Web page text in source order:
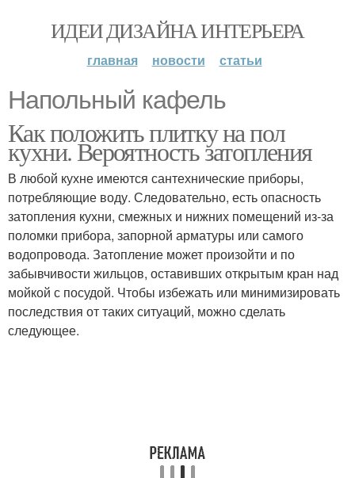
ИДЕИ ДИЗАЙНА ИНТЕРЬЕРА
главная новости статьи
Напольный кафель
Как положить плитку на пол
кухни. Вероятность затопления
В любой кухне имеются сантехнические приборы,
потребляющие воду. Следовательно, есть опасность
затопления кухни, смежных и нижних помещений из-за
поломки прибора, запорной арматуры или самого
водопровода. Затопление может произойти и по
забывчивости жильцов, оставивших открытым кран над
мойкой с посудой. Чтобы избежать или минимизировать
последствия от таких ситуаций, можно сделать
следующее.